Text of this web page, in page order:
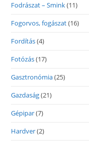
Fodrászat – Smink(11)
Fogorvos, fogászat(16)
Fordítás(4)
Fotózás(17)
Gasztronómia(25)
Gazdaság(21)
Gépipar(7)
Hardver(2)